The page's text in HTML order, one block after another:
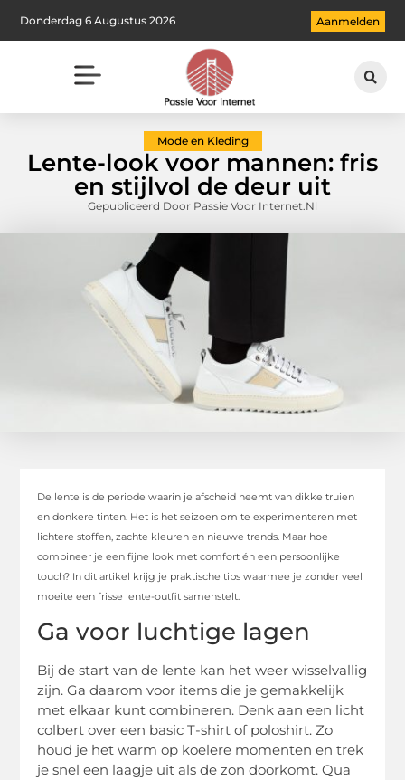
Donderdag 6 Augustus 2026 Aanmelden
Mode en Kleding
Lente-look voor mannen: fris
en stijlvol de deur uit
Gepubliceerd Door Passie Voor Internet.nl
De lente is de periode waarin je afscheid neemt van dikke truien
en donkere tinten. Het is het seizoen om te experimenteren met
lichtere stoffen, zachte kleuren en nieuwe trends. Maar hoe
combineer je een fijne look met comfort én een persoonlijke
touch? In dit artikel krijg je praktische tips waarmee je zonder veel
moeite een frisse lente-outfit samenstelt.
Ga voor luchtige lagen
Bij de start van de lente kan het weer wisselvallig
zijn. Ga daarom voor items die je gemakkelijk
met elkaar kunt combineren. Denk aan een licht
colbert over een basic T-shirt of poloshirt. Zo
houd je het warm op koelere momenten en trek
je snel een laagje uit als de zon doorkomt. Qua